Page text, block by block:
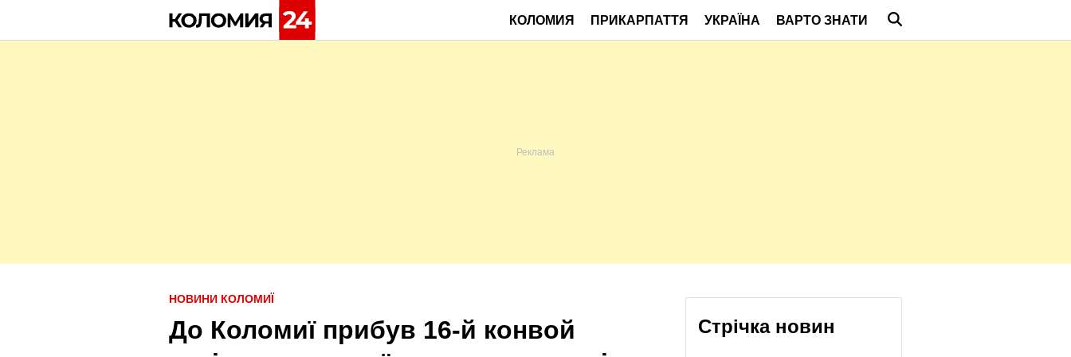
КОЛОМИЯ ПРИКАРПАТТЯ УКРАЇНА ВАРТО ЗНАТИ
P
o
s
НОВИНИ КОЛОМИЇ
До Коломиї прибув 16-й конвой
Стрічка новин